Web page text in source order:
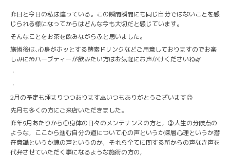
昨日と今日の私は違っている。この瞬間瞬間にも同じ自分ではないことを感
じられる様になってからはどんな今も大切だと感じています。
そんなことをお茶を飲みながらふと思いました。
施術後は､心身がホッとする酵素ドリンクなどご用意しておりますのでお楽
しみに🤲ハーブティーが飲みたい方はお気軽にお声かけくださいね🌿
・
・
2月の予定も埋まりつつあります🙏いつもありがとうございます😌
先月も多くの方にご来店いただきました。
昨年9月あたりから①身体の日々のメンテナンスの方と，②人生の分岐点の
ような，ここから進む自分の道について心の声というか深層心理というか潜
在意識というか魂の声というのか，それら全てに関する所からの声なき声を
代弁させていただく事になるような施術の方の，